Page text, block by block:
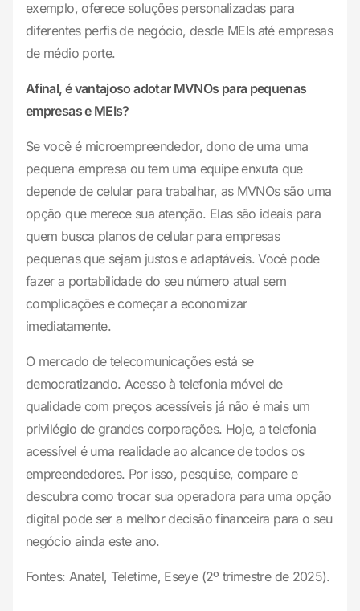
exemplo, oferece soluções personalizadas para
diferentes perfis de negócio, desde MEIs até empresas
de médio porte.
Afinal, é vantajoso adotar MVNOs para pequenas
empresas e MEIs?
Se você é microempreendedor, dono de uma uma
pequena empresa ou tem uma equipe enxuta que
depende de celular para trabalhar, as MVNOs são uma
opção que merece sua atenção. Elas são ideais para
quem busca planos de celular para empresas
pequenas que sejam justos e adaptáveis. Você pode
fazer a portabilidade do seu número atual sem
complicações e começar a economizar
imediatamente.
O mercado de telecomunicações está se
democratizando. Acesso à telefonia móvel de
qualidade com preços acessíveis já não é mais um
privilégio de grandes corporações. Hoje, a telefonia
acessível é uma realidade ao alcance de todos os
empreendedores. Por isso, pesquise, compare e
descubra como trocar sua operadora para uma opção
digital pode ser a melhor decisão financeira para o seu
negócio ainda este ano.
Fontes: Anatel, Teletime, Eseye (2º trimestre de 2025).